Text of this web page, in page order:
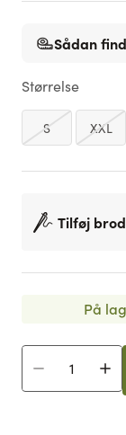
Sådan
Størrelse
S XXL
Tilføj
På
Antal